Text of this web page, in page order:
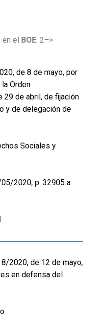
el BOE: 2–>
de 8 de mayo, por
Orden
29 de abril, de fijación
y de delegación de
Sociales y
05/2020, p. 32905 a
2020, de 12 de mayo,
en defensa del